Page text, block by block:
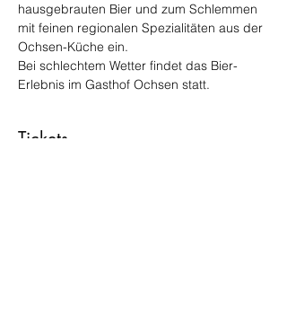
hausgebrauten Bier und zum Schlemmen
mit feinen regionalen Spezialitäten aus der
Ochsen-Küche ein.
Bei schlechtem Wetter findet das Bier-
Erlebnis im Gasthof Ochsen statt.
Tickets